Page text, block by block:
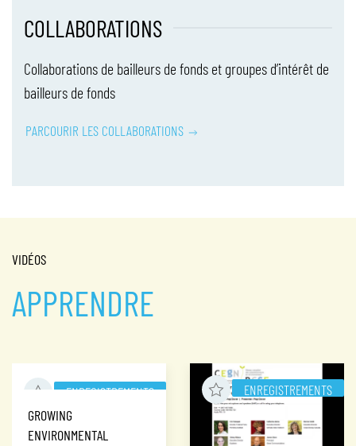
COLLABORATIONS
Collaborations de bailleurs de fonds et groupes d’intérêt de
bailleurs de fonds
PARCOURIR LES COLLABORATIONS
VIDÉOS
APPRENDRE
ENREGISTREMENTS
GROWING
ENVIRONMENTAL
ENREGISTREMENTS